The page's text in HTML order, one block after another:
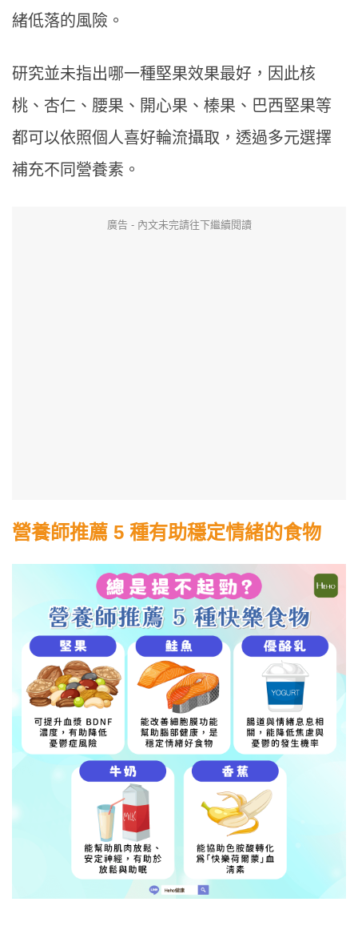
緒低落的風險。
研究並未指出哪一種堅果效果最好，因此核
桃、杏仁、腰果、開心果、榛果、巴西堅果等
都可以依照個人喜好輪流攝取，透過多元選擇
補充不同營養素。
廣告 - 內文未完請往下繼續閱讀
營養師推薦 5 種有助穩定情緒的食物